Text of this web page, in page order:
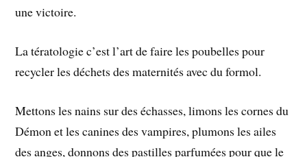
une victoire.
La tératologie c’est l’art de faire les poubelles pour
recycler les déchets des maternités avec du formol.
Mettons les nains sur des échasses, limons les cornes du
Démon et les canines des vampires, plumons les ailes
des anges, donnons des pastilles parfumées pour que le